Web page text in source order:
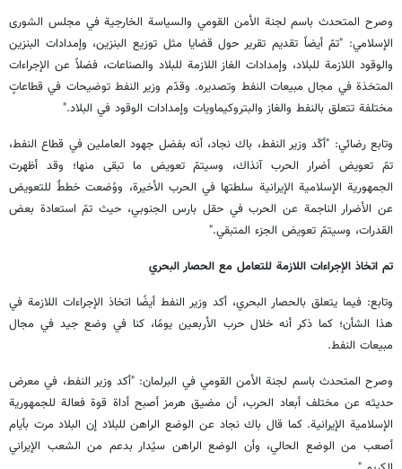
وصرح المتحدث باسم لجنة الأمن القومي والسياسة الخارجية في مجلس الشورى
الإسلامي: "تمّ أيضاً تقديم تقرير حول قضايا مثل توزيع البنزين، وإمدادات البنزين
والوقود اللازمة للبلاد، وإمدادات الغاز اللازمة للبلاد والصناعات، فضلاً عن الإجراءات
المتخذة في مجال مبيعات النفط وتصديره. وقدّم وزير النفط توضيحات في قطاعاتٍ
مختلفة تتعلق بالنفط والغاز والبتروكيماويات وإمدادات الوقود في البلاد."
وتابع رضائي: "أكّد وزير النفط، باك نجاد، أنه بفضل جهود العاملين في قطاع النفط،
تمّ تعويض أضرار الحرب آنذاك، وسيتمّ تعويض ما تبقى منها؛ وقد أظهرت
الجمهورية الإسلامية الإيرانية سلطتها في الحرب الأخيرة، ووُضعت خططٌ للتعويض
عن الأضرار الناجمة عن الحرب في حقل بارس الجنوبي، حيث تمّ استعادة بعض
القدرات، وسيتمّ تعويض الجزء المتبقي."
تم اتخاذ الإجراءات اللازمة للتعامل مع الحصار البحري
وتابع: فيما يتعلق بالحصار البحري، أكد وزير النفط أيضًا اتخاذ الإجراءات اللازمة في
هذا الشأن؛ كما ذكر أنه خلال حرب الأربعين يومًا، كنا في وضع جيد في مجال
مبيعات النفط.
وصرح المتحدث باسم لجنة الأمن القومي في البرلمان: "أكد وزير النفط، في معرض
حديثه عن مختلف أبعاد الحرب، أن مضيق هرمز أصبح أداة قوة فعالة للجمهورية
الإسلامية الإيرانية. كما قال باك نجاد عن الوضع الراهن للبلاد إن البلاد مرت بأيام
أصعب من الوضع الحالي، وأن الوضع الراهن سيُدار بدعم من الشعب الإيراني